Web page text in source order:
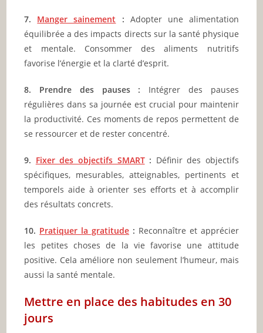
7. Manger sainement : Adopter une alimentation
équilibrée a des impacts directs sur la santé physique
et mentale. Consommer des aliments nutritifs
favorise l’énergie et la clarté d’esprit.
8. Prendre des pauses : Intégrer des pauses
régulières dans sa journée est crucial pour maintenir
la productivité. Ces moments de repos permettent de
se ressourcer et de rester concentré.
9. Fixer des objectifs SMART: Définir des objectifs
spécifiques, mesurables, atteignables, pertinents et
temporels aide à orienter ses efforts et à accomplir
des résultats concrets.
10. Pratiquer la gratitude : Reconnaître et apprécier
les petites choses de la vie favorise une attitude
positive. Cela améliore non seulement l’humeur, mais
aussi la santé mentale.
Mettre en place des habitudes en 30
jours